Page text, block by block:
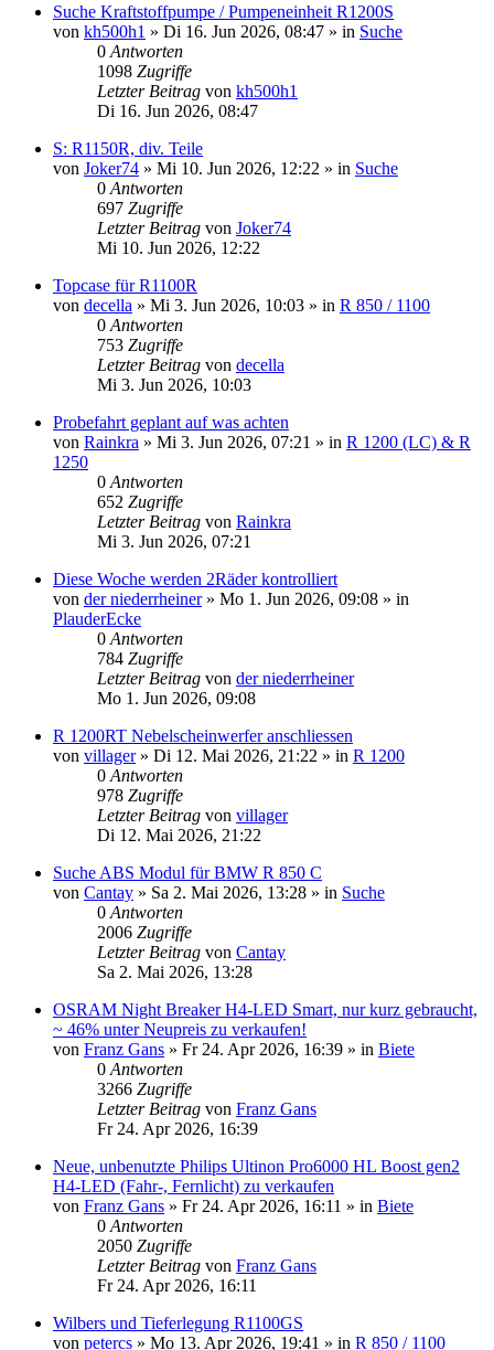
Suche Kraftstoffpumpe / Pumpeneinheit R1200S
von kh500h1 » Di 16. Jun 2026, 08:47 » in Suche
0 Antworten
1098 Zugriffe
Letzter Beitrag von kh500h1
Di 16. Jun 2026, 08:47
S: R1150R, div. Teile
von Joker74 » Mi 10. Jun 2026, 12:22 » in Suche
0 Antworten
697 Zugriffe
Letzter Beitrag von Joker74
Mi 10. Jun 2026, 12:22
Topcase für R1100R
von decella » Mi 3. Jun 2026, 10:03 » in R 850 / 1100
0 Antworten
753 Zugriffe
Letzter Beitrag von decella
Mi 3. Jun 2026, 10:03
Probefahrt geplant auf was achten
von Rainkra » Mi 3. Jun 2026, 07:21 » in R 1200 (LC) & R
1250
0 Antworten
652 Zugriffe
Letzter Beitrag von Rainkra
Mi 3. Jun 2026, 07:21
Diese Woche werden 2Räder kontrolliert
von der niederrheiner» Mo 1. Jun 2026, 09:08 » in
PlauderEcke
0 Antworten
784 Zugriffe
Letzter Beitrag von der niederrheiner
Mo 1. Jun 2026, 09:08
R 1200RT Nebelscheinwerfer anschliessen
von villager» Di 12. Mai 2026, 21:22 » in R 1200
0 Antworten
978 Zugriffe
Letzter Beitrag von villager
Di 12. Mai 2026, 21:22
Suche ABS Modul für BMW R 850 C
von Cantay » Sa 2. Mai 2026, 13:28 » in Suche
0 Antworten
2006 Zugriffe
Letzter Beitrag von Cantay
Sa 2. Mai 2026, 13:28
OSRAM Night Breaker H4-LED Smart, nur kurz gebraucht,
~ 46% unter Neupreis zu verkaufen!
von Franz Gans » Fr 24. Apr 2026, 16:39 » in Biete
0 Antworten
3266 Zugriffe
Letzter Beitrag von Franz Gans
Fr 24. Apr 2026, 16:39
Neue, unbenutzte Philips Ultinon Pro6000 HL Boost gen2
H4-LED (Fahr-, Fernlicht) zu verkaufen
von Franz Gans » Fr 24. Apr 2026, 16:11 » in Biete
0 Antworten
2050 Zugriffe
Letzter Beitrag von Franz Gans
Fr 24. Apr 2026, 16:11
Wilbers und Tieferlegung R1100GS
von petercs » Mo 13. Apr 2026, 19:41 » in R 850 / 1100